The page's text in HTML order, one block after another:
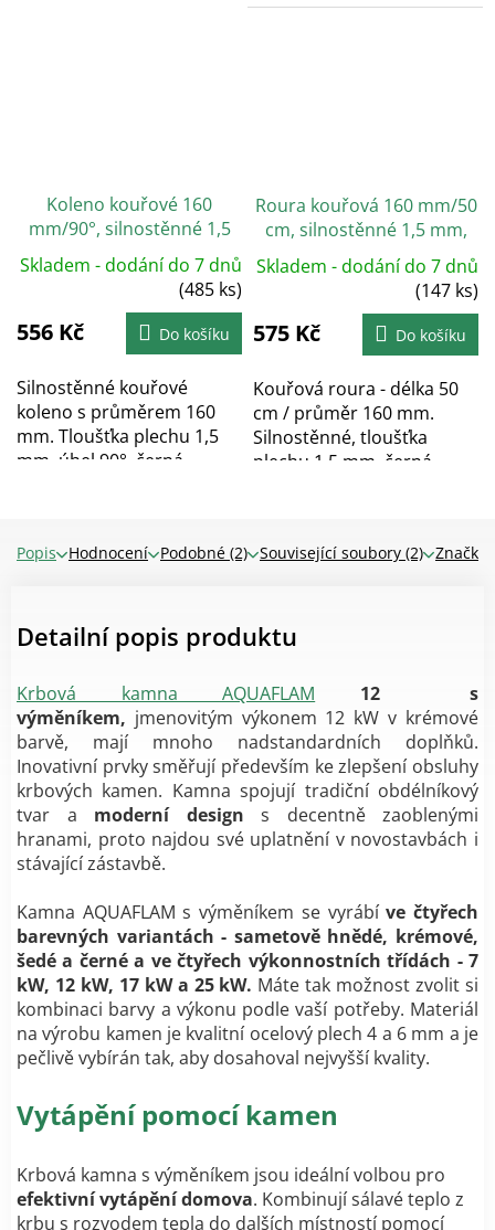
Koleno kouřové 160
mm/90°, silnostěnné 1,5
mm, černé
Skladem - dodání do 7 dnů
(485 ks)
556 Kč Do košíku
Silnostěnné kouřové
koleno s průměrem 160
mm. Tloušťka plechu 1,5
mm, úhel 90°, černá...
Roura kouřová 160 mm/50
cm, silnostěnné 1,5 mm,
černá
Skladem - dodání do 7 dnů
(147 ks)
575 Kč Do košíku
Kouřová roura - délka 50
cm / průměr 160 mm.
Silnostěnné, tloušťka
plechu 1,5 mm, černá...
Popis Podobné (2) Související soubory (2)
Hodnocení Značka
Detailní popis produktu
Krbová kamna AQUAFLAM 12 s
výměníkem, jmenovitým výkonem 12 kW v krémové
barvě, mají mnoho nadstandardních doplňků.
Inovativní prvky směřují především ke zlepšení obsluhy
krbových kamen. Kamna spojují tradiční obdélníkový
tvar a moderní design s decentně zaoblenými
hranami, proto najdou své uplatnění v novostavbách i
stávající zástavbě.
Kamna AQUAFLAM s výměníkem se vyrábíve čtyřech
barevných variantách - sametově hnědé, krémové,
šedé a černé a ve čtyřech výkonnostních třídách - 7
kW, 12 kW, 17 kW a 25 kW. Máte tak možnost zvolit si
kombinaci barvy a výkonu podle vaší potřeby. Materiál
na výrobu kamen je kvalitní ocelový plech 4 a 6 mm a je
pečlivě vybírán tak, aby dosahoval nejvyšší kvality.
Vytápění pomocí kamen
Krbová kamna s výměníkem jsou ideální volbou pro
efektivní vytápění domova. Kombinují sálavé teplo z
krbu s rozvodem tepla do dalších místností pomocí